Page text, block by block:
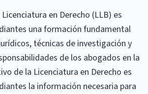
en Derecho (LLB) es
una formación fundamental
técnicas de investigación y
de los abogados en la
de la Licenciatura en Derecho es
la información necesaria para